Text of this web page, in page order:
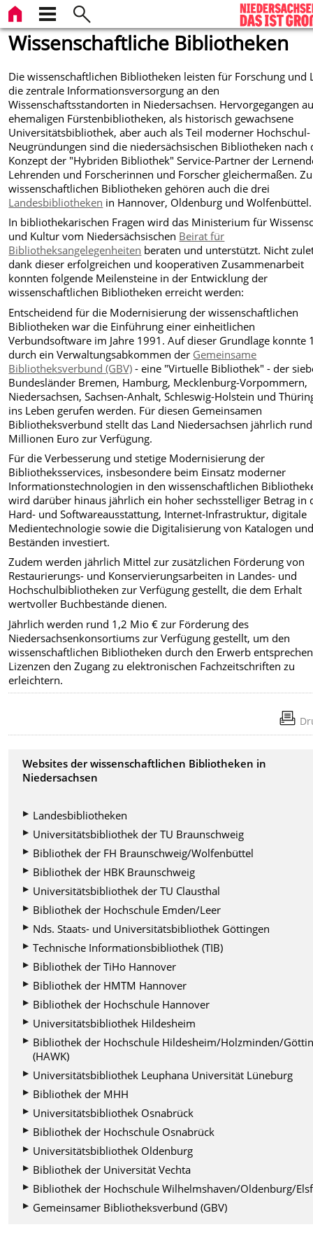
Wissenschaftliche Bibliotheken
Die wissenschaftlichen Bibliotheken leisten für Forschung und
die zentrale Informationsversorgung an den
Wissenschaftsstandorten in Niedersachsen. Hervorgegangen
ehemaligen Fürstenbibliotheken, als historisch gewachsene
Universitätsbibliothek, aber auch als Teil moderner Hochschul-
Neugründungen sind die niedersächsischen Bibliotheken nach
Konzept der "Hybriden Bibliothek" Service-Partner der
Lehrenden und Forscherinnen und Forscher gleichermaßen.
wissenschaftlichen Bibliotheken gehören auch die drei
Landesbibliotheken in Hannover, Oldenburg und Wolfenbüttel.
In bibliothekarischen Fragen wird das Ministerium für
und Kultur vom Niedersächsischen Beirat für
Bibliotheksangelegenheiten beraten und unterstützt. Nicht
dank dieser erfolgreichen und kooperativen Zusammenarbeit
konnten folgende Meilensteine in der Entwicklung der
wissenschaftlichen Bibliotheken erreicht werden:
Entscheidend für die Modernisierung der wissenschaftlichen
Bibliotheken war die Einführung einer einheitlichen
Verbundsoftware im Jahre 1991. Auf dieser Grundlage konnte
durch ein Verwaltungsabkommen der Gemeinsame
Bibliotheksverbund (GBV) - eine "Virtuelle Bibliothek" - der
Bundesländer Bremen, Hamburg, Mecklenburg-Vorpommern,
Niedersachsen, Sachsen-Anhalt, Schleswig-Holstein und
ins Leben gerufen werden. Für diesen Gemeinsamen
Bibliotheksverbund stellt das Land Niedersachsen jährlich
Millionen Euro zur Verfügung.
Für die Verbesserung und stetige Modernisierung der
Bibliotheksservices, insbesondere beim Einsatz moderner
Informationstechnologien in den wissenschaftlichen
wird darüber hinaus jährlich ein hoher sechsstelliger Betrag in
Hard- und Softwareausstattung, Internet-Infrastruktur, digitale
Medientechnologie sowie die Digitalisierung von Katalogen
Beständen investiert.
Zudem werden jährlich Mittel zur zusätzlichen Förderung von
Restaurierungs- und Konservierungsarbeiten in Landes- und
Hochschulbibliotheken zur Verfügung gestellt, die dem Erhalt
wertvoller Buchbestände dienen.
Jährlich werden rund 1,2 Mio € zur Förderung des
Niedersachsenkonsortiums zur Verfügung gestellt, um den
wissenschaftlichen Bibliotheken durch den Erwerb
Lizenzen den Zugang zu elektronischen Fachzeitschriften zu
erleichtern.
Websites der wissenschaftlichen Bibliotheken in
Niedersachsen
Landesbibliotheken
Universitätsbibliothek der TU Braunschweig
Bibliothek der FH Braunschweig/Wolfenbüttel
Bibliothek der HBK Braunschweig
Universitätsbibliothek der TU Clausthal
Bibliothek der Hochschule Emden/Leer
Nds. Staats- und Universitätsbibliothek Göttingen
Technische Informationsbibliothek (TIB)
Bibliothek der TiHo Hannover
Bibliothek der HMTM Hannover
Bibliothek der Hochschule Hannover
Universitätsbibliothek Hildesheim
Bibliothek der Hochschule Hildesheim/Holzminden/
(HAWK)
Universitätsbibliothek Leuphana Universität Lüneburg
Bibliothek der MHH
Universitätsbibliothek Osnabrück
Bibliothek der Hochschule Osnabrück
Universitätsbibliothek Oldenburg
Bibliothek der Universität Vechta
Bibliothek der Hochschule Wilhelmshaven/Oldenburg/
Gemeinsamer Bibliotheksverbund (GBV)